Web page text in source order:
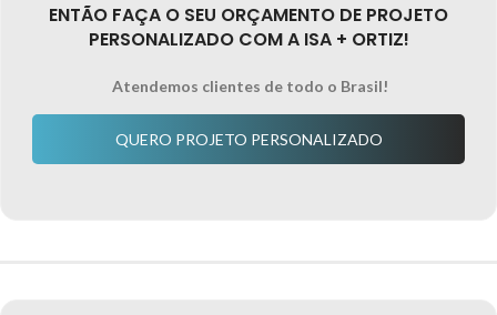
ENTÃO FAÇA O SEU ORÇAMENTO DE PROJETO
PERSONALIZADO COM A ISA + ORTIZ!
Atendemos clientes de todo o Brasil!
QUERO PROJETO PERSONALIZADO